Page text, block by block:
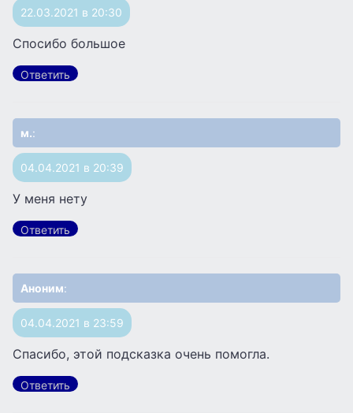
22.03.2021 в 20:30
Спосибо большое
Ответить
м.:
04.04.2021 в 20:39
У меня нету
Ответить
Аноним:
04.04.2021 в 23:59
Спасибо, этой подсказка очень помогла.
Ответить